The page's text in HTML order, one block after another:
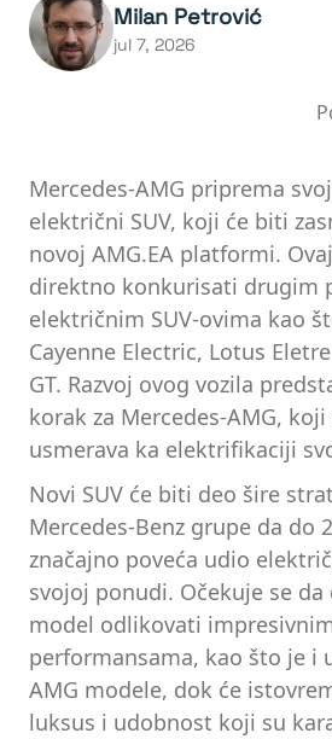
Milan Petrović
jul 7, 2026
Mercedes-AMG priprema
električni SUV, koji će biti
novoj AMG.EA platformi.
direktno konkurisati drugim
električnim SUV-ovima kao
Cayenne Electric, Lotus
GT. Razvoj ovog vozila
korak za Mercedes-AMG, koji
usmerava ka elektrifikaciji
Novi SUV će biti deo šire
Mercedes-Benz grupe da do
značajno poveća udio
svojoj ponudi. Očekuje se da
model odlikovati
performansama, kao što je i
AMG modele, dok će
luksus i udobnost koji su